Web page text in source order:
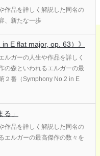
作品を詳しく解説した同名の
、新たな一歩
E flat major, op. 63）》
ルガーの人生や作品を詳しく
の森といわれるエルガーの最
２番（Symphony No.2 in E
」
作品を詳しく解説した同名の
エルガーの最高傑作の数々を